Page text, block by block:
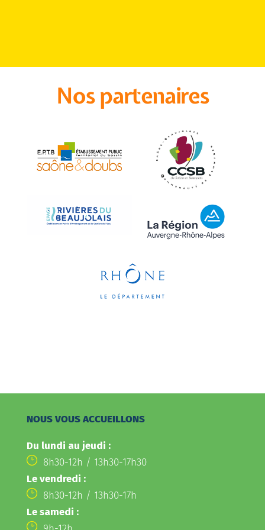
Nos partenaires
NOUS VOUS ACCUEILLONS
Du lundi au jeudi :
8h30-12h / 13h30-17h30
Le vendredi :
8h30-12h / 13h30-17h
Le samedi :